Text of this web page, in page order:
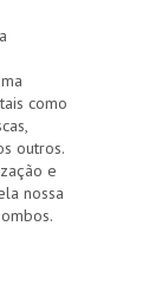
como
outros.
e
nossa